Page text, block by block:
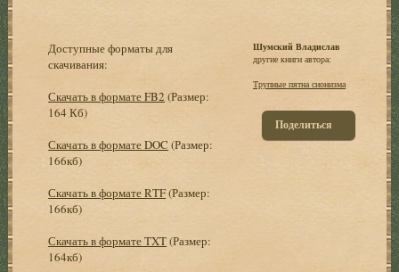
Доступные форматы для
скачивания:
Скачать в формате FB2 (Размер:
164 Кб)
Скачать в формате DOC (Размер:
166кб)
Скачать в формате RTF(Размер:
166кб)
Скачать в формате TXT(Размер:
164кб)
Шумский Владислав
другие книги автора:
Трупные пятна сионизма
Поделиться